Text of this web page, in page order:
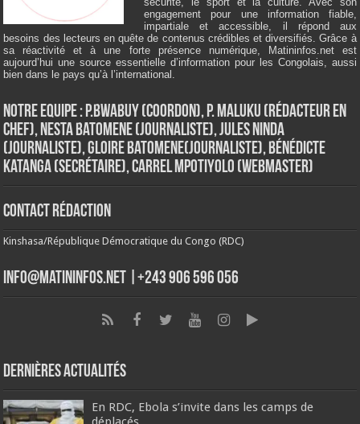
engagement pour une information fiable,
impartiale et accessible, il répond aux
besoins des lecteurs en quête de contenus crédibles et diversifiés. Grâce à
sa réactivité et à une forte présence numérique, Matininfos.net est
aujourd’hui une source essentielle d’information pour les Congolais, aussi
bien dans le pays qu’à l’international.
Notre Equipe : P.Bwabuy (Coordon), P. Maluku (Rédacteur en
Chef), Nesta Batomene (Journaliste), Jules Ninda
(Journaliste), Gloire Batomene(Journaliste), Bénédicte
Katanga (Secrétaire), Carrel Mpotiyolo (Webmaster)
Contact Rédaction
Kinshasa/République Démocratique du Congo (RDC)
info@matininfos.net |+243 906 596 056
Dernières Actualités
En RDC, Ebola s’invite dans les camps de